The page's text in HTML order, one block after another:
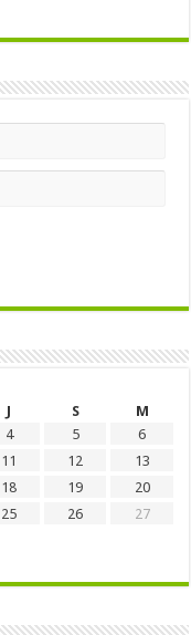
J S
M
4 5
6
11 12
13
18 19
20
25 26
27